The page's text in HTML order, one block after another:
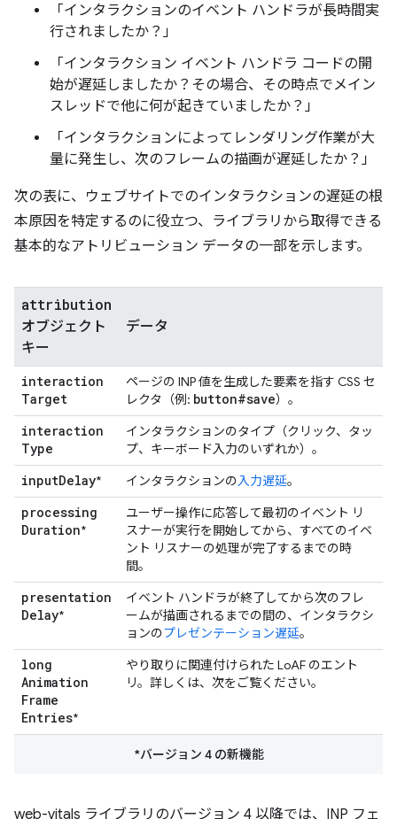
「インタラクションのイベント ハンドラが長時間実
行されましたか？」
「インタラクション イベント ハンドラ コードの開
始が遅延しましたか？その場合、その時点でメイン
スレッドで他に何が起きていましたか？」
「インタラクションによってレンダリング作業が大
量に発生し、次のフレームの描画が遅延したか？」
次の表に、ウェブサイトでのインタラクションの遅延の根
本原因を特定するのに役立つ、ライブラリから取得できる
基本的なアトリビューション データの一部を示します。
attribution
オブジェクト
キー
データ
interaction
Target
ページの INP 値を生成した要素を指す CSS セ
レクタ（例: button#save）。
interaction
Type
インタラクションのタイプ（クリック、タッ
プ、キーボード入力のいずれか）。
inputDelay* インタラクションの入力遅延。
processing
Duration*
ユーザー操作に応答して最初のイベント リ
スナーが実行を開始してから、すべてのイベ
ント リスナーの処理が完了するまでの時
間。
presentation
Delay*
イベント ハンドラが終了してから次のフレ
ームが描画されるまでの間の、インタラクシ
ョンのプレゼンテーション遅延。
long
Animation
Frame
Entries*
やり取りに関連付けられた LoAF のエント
リ。詳しくは、次をご覧ください。
*バージョン 4 の新機能
web-vitals ライブラリのバージョン 4 以降では、INP フェ